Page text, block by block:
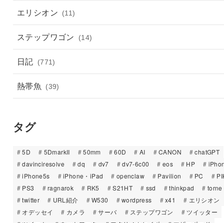
エリシオン
(11)
ステップワゴン (14)
日記 (771)
熱帯魚 (39)
タグ
5D 5DmarkII 50mm 60D AI CANON
chatGPT
davinciresolve
dq dv7 dv7-6c00 eos HP
iPhone5s
iPhone・iPad openclaw Pavilion PC
PS3
ragnarok RK5 S21HT ssd thinkpad
torne
twitter
URL紹介 W530 wordpress x41
エリシオン
オデッセイ
カメラ サーバ ステップワゴン
ツイッター